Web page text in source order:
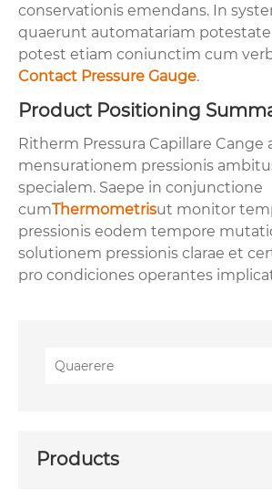
conservationis emendans. In
quaerunt automatariam
potest etiam coniunctim cum
Contact Pressure Gauge.
Product Positioning
Ritherm Pressura Capillare Cange
mensurationem pressionis
specialem. Saepe in conjunctione
cumThermometrisut monitor
pressionis eodem tempore
solutionem pressionis clarae et
pro condiciones operantes
Products